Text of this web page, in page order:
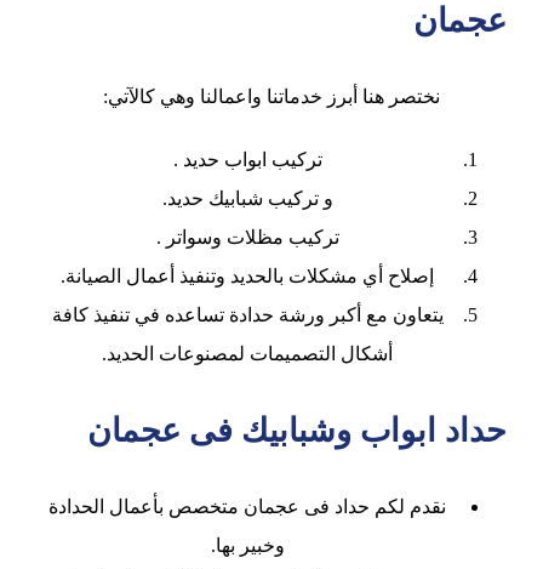
عجمان
نختصر هنا أبرز خدماتنا واعمالنا وهي كالآتي:
تركيب ابواب حديد .
و تركيب شبابيك حديد.
تركيب مظلات وسواتر .
إصلاح أي مشكلات بالحديد وتنفيذ أعمال الصيانة.
يتعاون مع أكبر ورشة حدادة تساعده في تنفيذ كافة
أشكال التصميمات لمصنوعات الحديد.
حداد ابواب وشبابيك فى عجمان
نقدم لكم حداد فى عجمان متخصص بأعمال الحدادة
وخبير بها.